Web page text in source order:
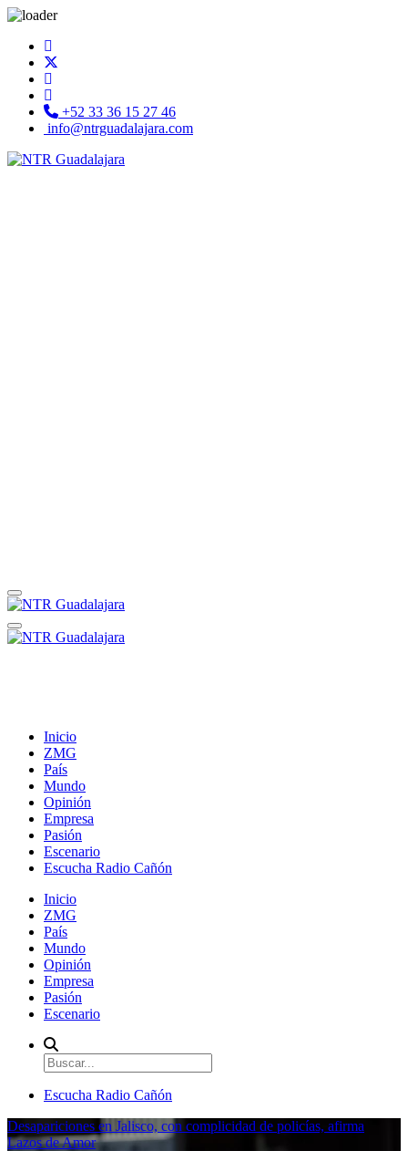
+52 33 36 15 27 46
info@ntrguadalajara.com
Inicio
ZMG
País
Mundo
Opinión
Empresa
Pasión
Escenario
Escucha Radio Cañón
Inicio
ZMG
País
Mundo
Opinión
Empresa
Pasión
Escenario
Escucha Radio Cañón
Desapariciones en Jalisco, con complicidad de policías, afirma
Lazos de Amor